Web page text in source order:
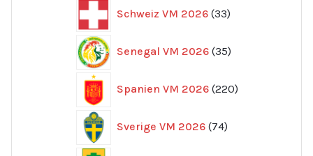
Schweiz VM 2026 33
produkter
Senegal VM 2026 35
produkter
Spanien VM 2026 220
produkter
Sverige VM 2026 74
produkter